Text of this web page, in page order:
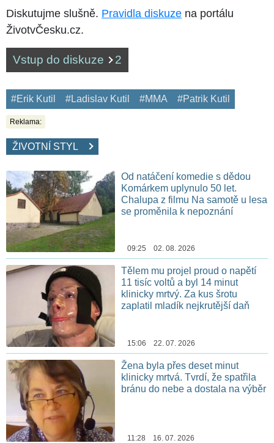
Diskutujme slušně. Pravidla diskuze na portálu
ŽivotvČesku.cz.
Vstup do diskuze 2
#Erik Kutil #Ladislav Kutil #MMA #Patrik Kutil
Reklama:
ŽIVOTNÍ STYL
Od natáčení komedie s dědou
Komárkem uplynulo 50 let.
Chalupa z filmu Na samotě u lesa
se proměnila k nepoznání
09:25 02. 08. 2026
Tělem mu projel proud o napětí
11 tisíc voltů a byl 14 minut
klinicky mrtvý. Za kus šrotu
zaplatil mladík nejkrutější daň
15:06 22. 07. 2026
Žena byla přes deset minut
klinicky mrtvá. Tvrdí, že spatřila
bránu do nebe a dostala na výběr
11:28 16. 07. 2026